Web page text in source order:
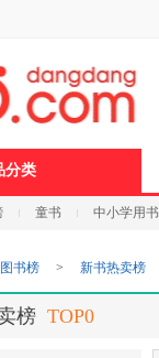
分类
童书 中小学用书
图书榜 > 新书热卖榜
榜 TOP0